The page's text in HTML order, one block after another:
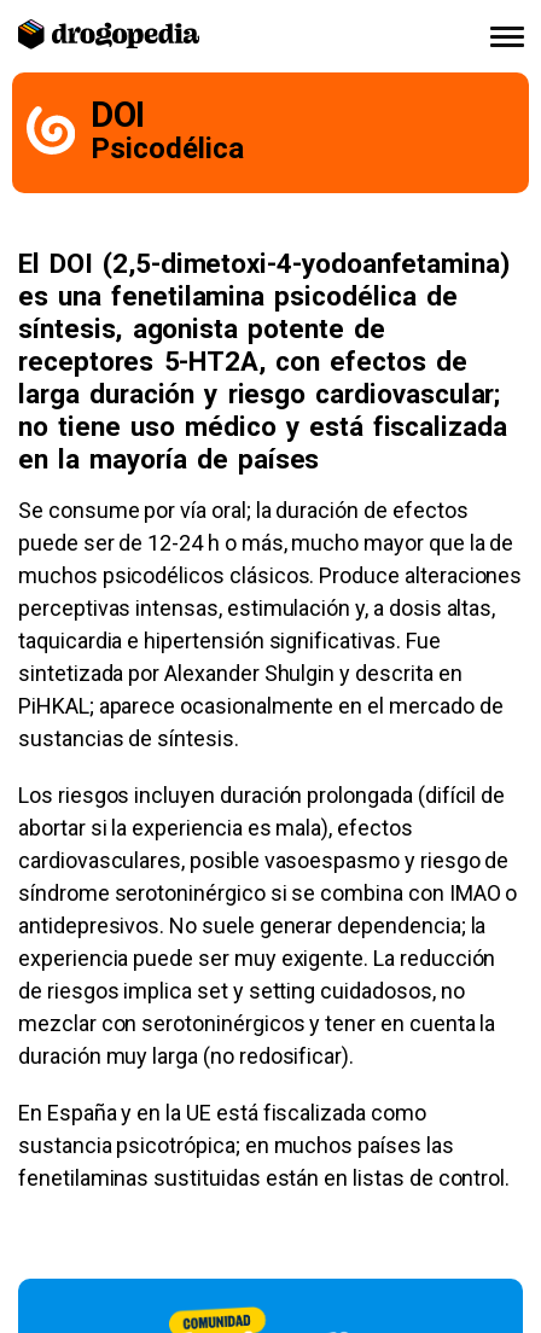
DOI
Psicodélica
El DOI (2,5-dimetoxi-4-yodoanfetamina)
es una fenetilamina psicodélica de
síntesis, agonista potente de
receptores 5-HT2A, con efectos de
larga duración y riesgo cardiovascular;
no tiene uso médico y está fiscalizada
en la mayoría de países
Se consume por vía oral; la duración de efectos
puede ser de 12-24 h o más, mucho mayor que la de
muchos psicodélicos clásicos. Produce alteraciones
perceptivas intensas, estimulación y, a dosis altas,
taquicardia e hipertensión significativas. Fue
sintetizada por Alexander Shulgin y descrita en
PiHKAL; aparece ocasionalmente en el mercado de
sustancias de síntesis.
Los riesgos incluyen duración prolongada (difícil de
abortar si la experiencia es mala), efectos
cardiovasculares, posible vasoespasmo y riesgo de
síndrome serotoninérgico si se combina con IMAO o
antidepresivos. No suele generar dependencia; la
experiencia puede ser muy exigente. La reducción
de riesgos implica set y setting cuidadosos, no
mezclar con serotoninérgicos y tener en cuenta la
duración muy larga (no redosificar).
En España y en la UE está fiscalizada como
sustancia psicotrópica; en muchos países las
fenetilaminas sustituidas están en listas de control.